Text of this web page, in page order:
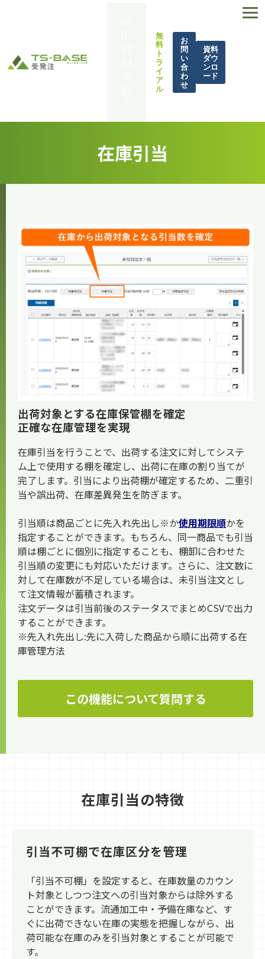
無
料
ト
ラ
イ
ア
ル
お
問
い
合
わ
せ
資料
ダウ
ンロ
ード
機能一覧
BASE UP通信
お役立ち資料
お知らせ
在庫引当
出荷対象とする在庫保管棚を確定
正確な在庫管理を実現
在庫引当を行うことで、出荷する注文に対してシステ
ム上で使用する棚を確定し、出荷に在庫の割り当てが
完了します。引当により出荷棚が確定するため、二重引
当や誤出荷、在庫差異発生を防ぎます。
引当順は商品ごとに先入れ先出し※か使用期限順かを
指定することができます。もちろん、同一商品でも引当
順は棚ごとに個別に指定することも、棚卸に合わせた
引当順の変更にも対応いただけます。さらに、注文数に
対して在庫数が不足している場合は、未引当注文とし
て注文情報が蓄積されます。
注文データは引当前後のステータスでまとめCSVで出力
することができます。
※先入れ先出し:先に入荷した商品から順に出荷する在
庫管理方法
この機能について質問する
在庫引当の特徴
引当不可棚で在庫区分を管理
「引当不可棚」を設定すると、在庫数量のカウン
ト対象としつつ注文への引当対象からは除外する
ことができます。流通加工中・予備在庫など、す
ぐに出荷できない在庫の実態を把握しながら、出
荷可能な在庫のみを引当対象とすることが可能で
す。